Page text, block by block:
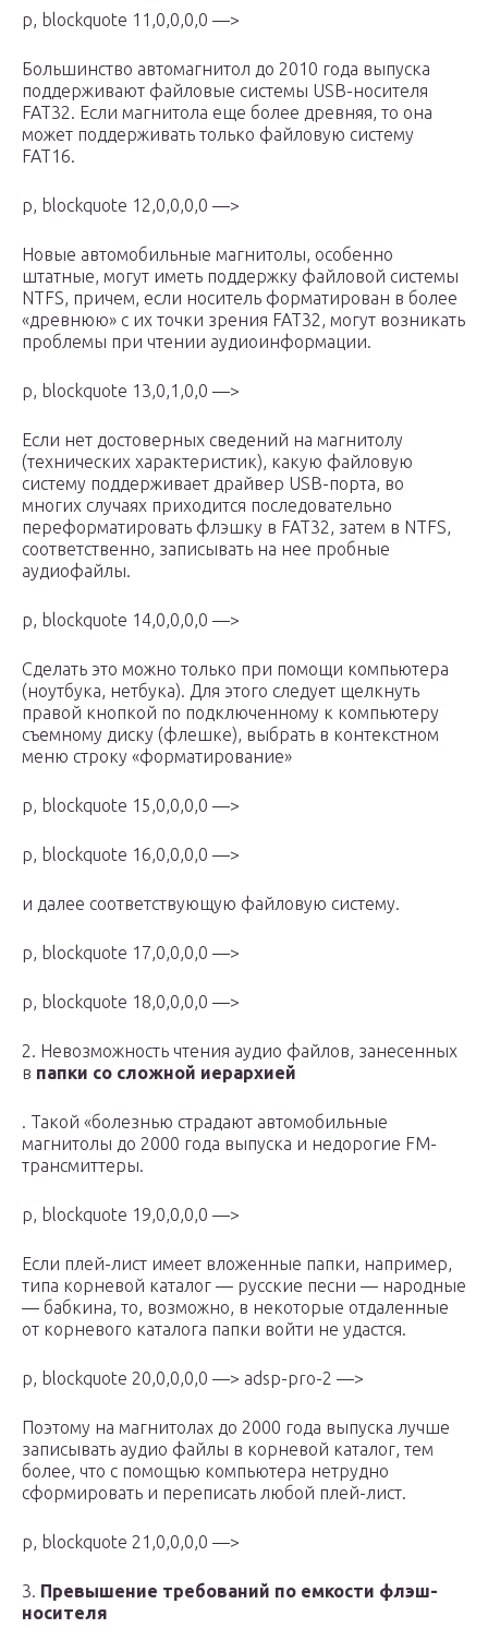
p, blockquote 11,0,0,0,0 —>
Большинство автомагнитол до 2010 года выпуска
поддерживают файловые системы USB-носителя
FAT32. Если магнитола еще более древняя, то она
может поддерживать только файловую систему
FAT16.
p, blockquote 12,0,0,0,0 —>
Новые автомобильные магнитолы, особенно
штатные, могут иметь поддержку файловой системы
NTFS, причем, если носитель форматирован в более
«древнюю» с их точки зрения FAT32, могут возникать
проблемы при чтении аудиоинформации.
p, blockquote 13,0,1,0,0 —>
Если нет достоверных сведений на магнитолу
(технических характеристик), какую файловую
систему поддерживает драйвер USB-порта, во
многих случаях приходится последовательно
переформатировать флэшку в FAT32, затем в NTFS,
соответственно, записывать на нее пробные
аудиофайлы.
p, blockquote 14,0,0,0,0 —>
Сделать это можно только при помощи компьютера
(ноутбука, нетбука). Для этого следует щелкнуть
правой кнопкой по подключенному к компьютеру
съемному диску (флешке), выбрать в контекстном
меню строку «форматирование»
p, blockquote 15,0,0,0,0 —>
p, blockquote 16,0,0,0,0 —>
и далее соответствующую файловую систему.
p, blockquote 17,0,0,0,0 —>
p, blockquote 18,0,0,0,0 —>
2. Невозможность чтения аудио файлов, занесенных
в папки со сложной иерархией
. Такой «болезнью страдают автомобильные
магнитолы до 2000 года выпуска и недорогие FM-
трансмиттеры.
p, blockquote 19,0,0,0,0 —>
Если плей-лист имеет вложенные папки, например,
типа корневой каталог — русские песни — народные
— бабкина, то, возможно, в некоторые отдаленные
от корневого каталога папки войти не удастся.
p, blockquote 20,0,0,0,0 —> adsp-pro-2 —>
Поэтому на магнитолах до 2000 года выпуска лучше
записывать аудио файлы в корневой каталог, тем
более, что с помощью компьютера нетрудно
сформировать и переписать любой плей-лист.
p, blockquote 21,0,0,0,0 —>
3. Превышение требований по емкости флэш-
носителя